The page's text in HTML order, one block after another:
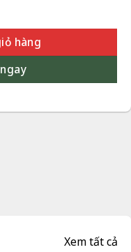
24K – Quà Tặng Phong
hàng
Xem tất cả